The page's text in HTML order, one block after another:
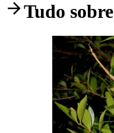
Tudo sobre